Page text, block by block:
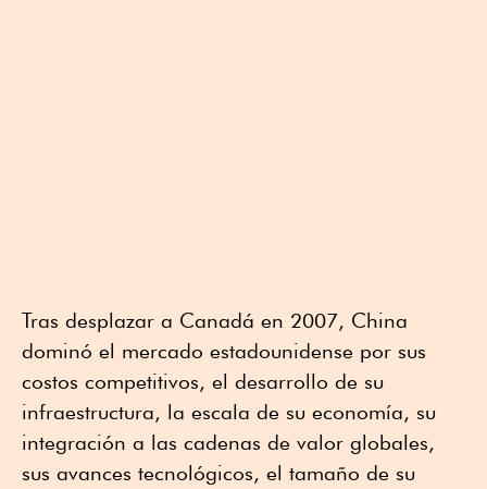
Tras desplazar a Canadá en 2007, China
dominó el mercado estadounidense por sus
costos competitivos, el desarrollo de su
infraestructura, la escala de su economía, su
integración a las cadenas de valor globales,
sus avances tecnológicos, el tamaño de su